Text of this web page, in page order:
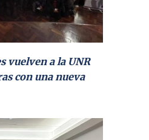
vuelven a la UNR
con una nueva